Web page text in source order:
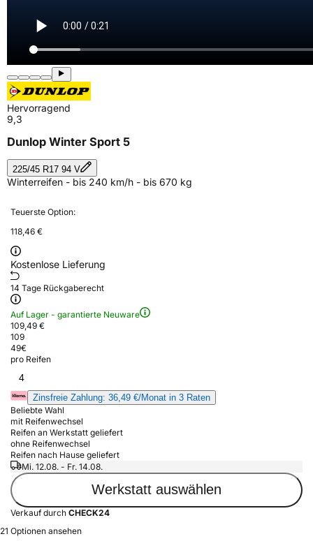
Hervorragend
9,3
Dunlop Winter Sport 5
225/45 R17 94 V
Winterreifen - bis 240 km/h - bis 670 kg
Teuerste Option:
118,46 €
Kostenlose Lieferung
14 Tage Rückgaberecht
Auf Lager - garantierte Neuware
109,49 €
109
49€
pro Reifen
4
Zinsfreie Zahlung: 36,49 €/Monat in 3 Raten
Beliebte Wahl
mit Reifenwechsel
Reifen an Werkstatt geliefert
ohne Reifenwechsel
Reifen nach Hause geliefert
Mi. 12.08. - Fr. 14.08.
Werkstatt auswählen
Verkauf durch CHECK24
21 Optionen ansehen